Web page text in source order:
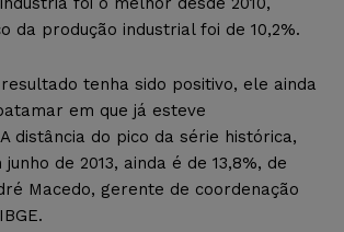
da produção industrial foi de 10,2%.
tenha sido positivo, ele ainda
em que já esteve
distância do pico da série histórica,
de 2013, ainda é de 13,8%, de
Macedo, gerente de coordenação